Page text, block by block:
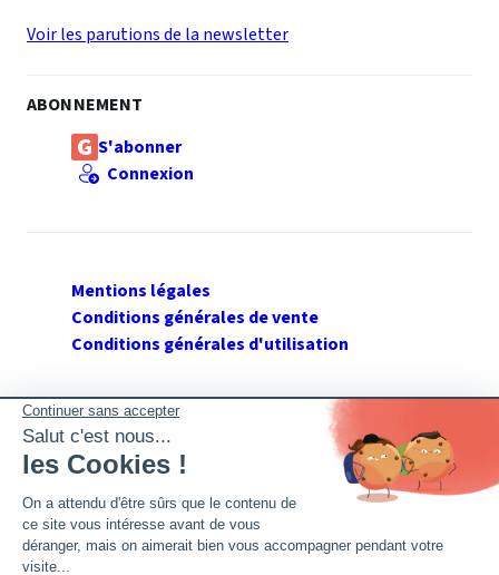
Voir les parutions de la newsletter
ABONNEMENT
S'abonner
Connexion
Mentions légales
Conditions générales de vente
Conditions générales d'utilisation
SUIVEZ GERANT DE SARL
Twitter